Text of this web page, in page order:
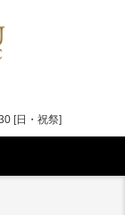
[日・祝祭]